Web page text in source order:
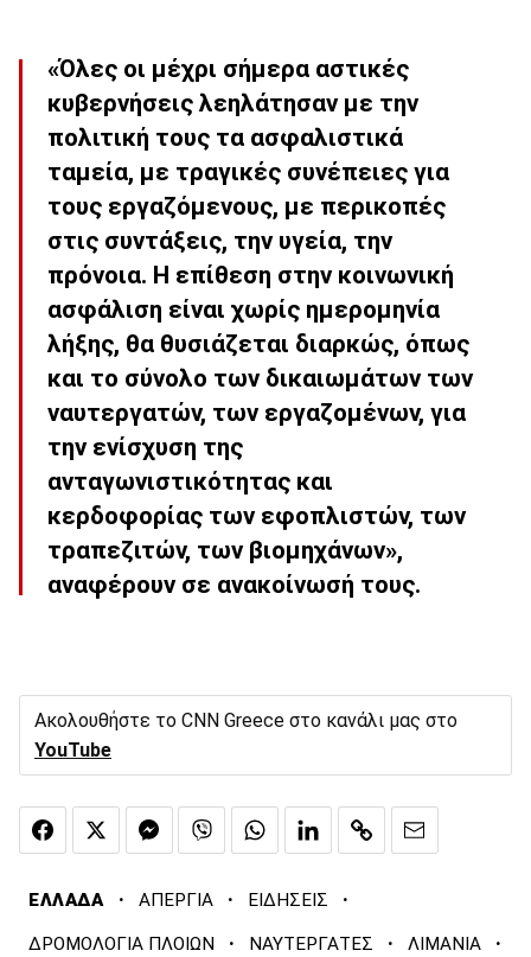
«Όλες οι μέχρι σήμερα αστικές
κυβερνήσεις λεηλάτησαν με την
πολιτική τους τα ασφαλιστικά
ταμεία, με τραγικές συνέπειες για
τους εργαζόμενους, με περικοπές
στις συντάξεις, την υγεία, την
πρόνοια. Η επίθεση στην κοινωνική
ασφάλιση είναι χωρίς ημερομηνία
λήξης, θα θυσιάζεται διαρκώς, όπως
και το σύνολο των δικαιωμάτων των
ναυτεργατών, των εργαζομένων, για
την ενίσχυση της
ανταγωνιστικότητας και
κερδοφορίας των εφοπλιστών, των
τραπεζιτών, των βιομηχάνων»,
αναφέρουν σε ανακοίνωσή τους.
Ακολουθήστε το CNN Greece στο κανάλι μας στο
YouTube
ΕΛΛΑΔΑ · ΑΠΕΡΓΙΑ · ΕΙΔΗΣΕΙΣ ·
ΔΡΟΜΟΛΟΓΙΑ ΠΛΟΙΩΝ · ΝΑΥΤΕΡΓΑΤΕΣ · ΛΙΜΑΝΙΑ ·